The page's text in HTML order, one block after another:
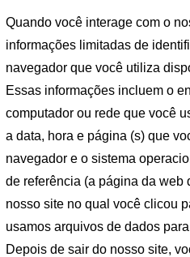
Quando você interage com o
informações limitadas de
navegador que você utiliza
Essas informações incluem o
computador ou rede que você
a data, hora e página (s) que
navegador e o sistema
de referência (a página da web
nosso site no qual você clicou
usamos arquivos de dados
Depois de sair do nosso site,